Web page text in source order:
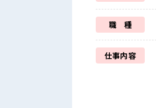
職 種
仕事内容